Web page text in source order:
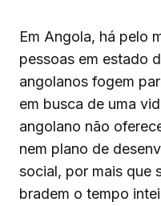
Em Angola, há pelo
pessoas em estado
angolanos fogem
em busca de uma
angolano não
nem plano de
social, por mais que
bradem o tempo